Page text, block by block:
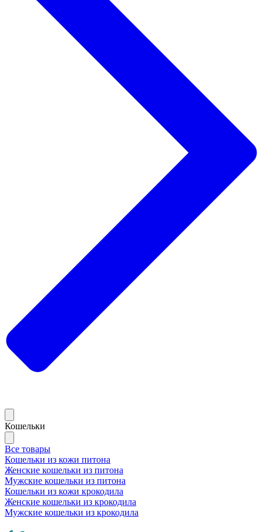
Кошельки
Все товары
Кошельки из кожи питона
Женские кошельки из питона
Мужские кошельки из питона
Кошельки из кожи крокодила
Женские кошельки из крокодила
Мужские кошельки из крокодила